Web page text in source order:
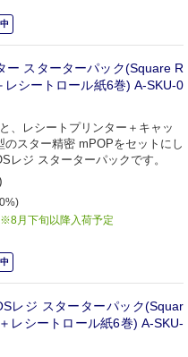
ー スターターパック(Square R
シートロール紙6巻) A-SKU-0
、レシートプリンター＋キャッ
のスター精密 mPOPをセットにし
レジ スターターパックです。
月下旬以降入荷予定
レジ スターターパック(Squar
レシートロール紙6巻) A-SKU-